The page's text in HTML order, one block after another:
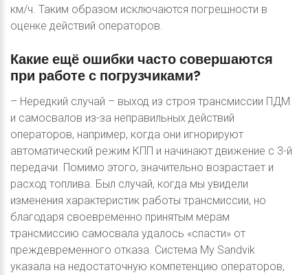
км/ч. Таким образом исключаются погрешности в
оценке действий операторов.
Какиеещёошибки частосовершаются
при работес погрузчиками?
– Нередкий случай – выход из строя трансмиссии ПДМ
и самосвалов из-за неправильных действий
операторов, например, когда они игнорируют
автоматический режим КПП и начинают движение с 3-й
передачи. Помимо этого, значительно возрастает и
расход топлива. Был случай, когда мы увидели
изменения характеристик работы трансмиссии, но
благодаря своевременно принятым мерам
трансмиссию самосвала удалось «спасти» от
преждевременного отказа. Система My Sandvik
указала на недостаточную компетенцию операторов,